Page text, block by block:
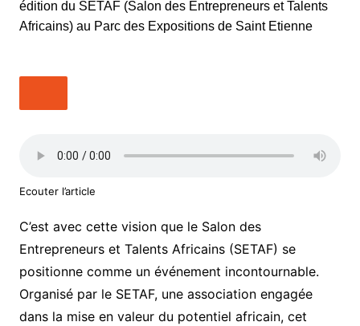
Ecouter l’article
C’est avec cette vision que le Salon des
Entrepreneurs et Talents Africains (SETAF) se
positionne comme un événement incontournable.
Organisé par le SETAF, une association engagée
dans la mise en valeur du potentiel africain, cet